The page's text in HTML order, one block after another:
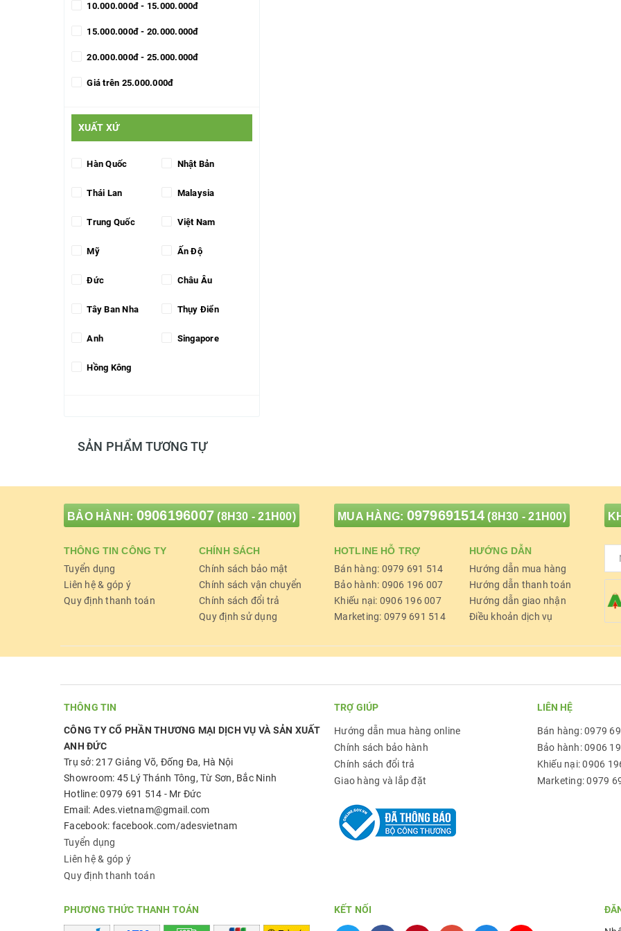
10.000.000đ - 15.000.000đ
15.000.000đ - 20.000.000đ
20.000.000đ - 25.000.000đ
Giá trên 25.000.000đ
XUẤT XỨ
Hàn Quốc Nhật Bản
Thái Lan Malaysia
Trung Quốc Việt Nam
Mỹ Ấn Độ
Đức Châu Âu
Tây Ban Nha Thụy Điển
Anh Singapore
Hồng Kông
SẢN PHẨM TƯƠNG TỰ
BẢO HÀNH: 0906196007 (8H30 - 21H00) MUA HÀNG: 0979691514 (8H30 - 21H00)
THÔNG TIN CÔNG TY
Tuyển dụng
Liên hệ & góp ý
Quy định thanh toán
CHÍNH SÁCH
Chính sách bảo mật
Chính sách vận chuyển
Chính sách đổi trả
Quy định sử dụng
HOTLINE HỖ TRỢ
Bán hàng: 0979 691 514
Bảo hành: 0906 196 007
Khiếu nại: 0906 196 007
Marketing: 0979 691 514
HƯỚNG DẪN
Hướng dẫn mua hàng
Hướng dẫn thanh toán
Hướng dẫn giao nhận
Điều khoản dịch vụ
THÔNG TIN
CÔNG TY CỔ PHẦN THƯƠNG MẠI DỊCH VỤ VÀ SẢN XUẤT
ANH ĐỨC
Trụ sở: 217 Giảng Võ, Đống Đa, Hà Nội
Showroom: 45 Lý Thánh Tông, Từ Sơn, Bắc Ninh
Hotline: 0979 691 514 - Mr Đức
Email: Ades.vietnam@gmail.com
Facebook: facebook.com/adesvietnam
Tuyển dụng
Liên hệ & góp ý
Quy định thanh toán
TRỢ GIÚP
Hướng dẫn mua hàng online
Chính sách bảo hành
Chính sách đổi trả
Giao hàng và lắp đặt
LIÊN HỆ
Bán hàng: 0979
Bảo hành: 0906
Khiếu nại: 0906
Marketing: 0979
PHƯƠNG THỨC THANH TOÁN KẾT NỐI